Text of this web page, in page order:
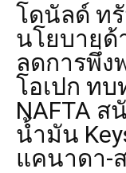
โดนัลด์ ท
นโยบายด้
ลดการพึ่ง
โอเปก ท
NAFTA
น้ำมัน
แคนาดา-